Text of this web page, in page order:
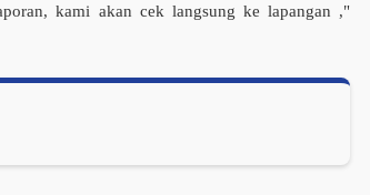
kami akan cek langsung ke lapangan ,"